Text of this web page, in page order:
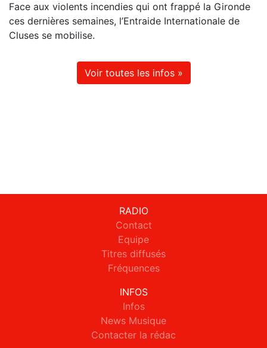
Face aux violents incendies qui ont frappé la Gironde
ces dernières semaines, l’Entraide Internationale de
Cluses se mobilise.
Voir toutes les infos »
RADIO
Contact
Equipe
Titres diffusés
Fréquences
INFOS
Infos
News Musique
Contacter la rédac